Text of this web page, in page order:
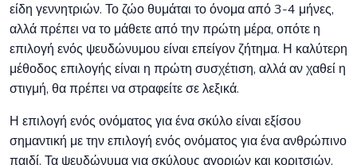
είδη γεννητριών. Το ζώο θυμάται το όνομα από 3-4 μήνες,
αλλά πρέπει να το μάθετε από την πρώτη μέρα, οπότε η
επιλογή ενός ψευδώνυμου είναι επείγον ζήτημα. Η καλύτερη
μέθοδος επιλογής είναι η πρώτη συσχέτιση, αλλά αν χαθεί η
στιγμή, θα πρέπει να στραφείτε σε λεξικά.
Η επιλογή ενός ονόματος για ένα σκύλο είναι εξίσου
σημαντική με την επιλογή ενός ονόματος για ένα ανθρώπινο
παιδί. Τα ψευδώνυμα για σκύλους αγοριών και κοριτσιών,